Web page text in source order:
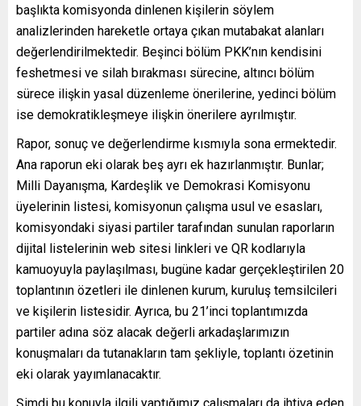
başlıkta komisyonda dinlenen kişilerin söylem
analizlerinden hareketle ortaya çıkan mutabakat alanları
değerlendirilmektedir. Beşinci bölüm PKK’nın kendisini
feshetmesi ve silah bırakması sürecine, altıncı bölüm
sürece ilişkin yasal düzenleme önerilerine, yedinci bölüm
ise demokratikleşmeye ilişkin önerilere ayrılmıştır.
Rapor, sonuç ve değerlendirme kısmıyla sona ermektedir.
Ana raporun eki olarak beş ayrı ek hazırlanmıştır. Bunlar;
Milli Dayanışma, Kardeşlik ve Demokrasi Komisyonu
üyelerinin listesi, komisyonun çalışma usul ve esasları,
komisyondaki siyasi partiler tarafından sunulan raporların
dijital listelerinin web sitesi linkleri ve QR kodlarıyla
kamuoyuyla paylaşılması, bugüne kadar gerçekleştirilen 20
toplantının özetleri ile dinlenen kurum, kuruluş temsilcileri
ve kişilerin listesidir. Ayrıca, bu 21’inci toplantımızda
partiler adına söz alacak değerli arkadaşlarımızın
konuşmaları da tutanakların tam şekliyle, toplantı özetinin
eki olarak yayımlanacaktır.
Şimdi bu konuyla ilgili yaptığımız çalışmaları da ihtiva eden